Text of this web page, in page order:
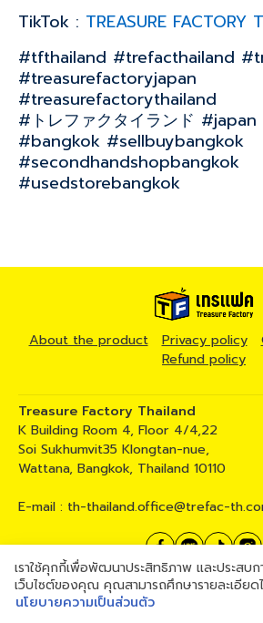
TikTok : TREASURE FACTORY
#tfthailand #trefacthailand
#treasurefactoryjapan
#treasurefactorythailand
#トレファクタイランド
#bangkok #sellbuybangkok
#secondhandshopbangkok
#usedstorebangkok
About the product Privacy policy
Refund policy
Treasure Factory Thailand
K Building Room 4, Floor 4/4,22
Soi Sukhumvit35 Klongtan-nue,
Wattana, Bangkok, Thailand 10110
E-mail : th-thailand.office@trefac-
02 258 5317
เราใช้คุกกี้เพื่อพัฒนาประสิทธิภาพ และประสบ
เว็บไซต์ของคุณ คุณสามารถศึกษารายละเอียด
นโยบายความเป็นส่วนตัว